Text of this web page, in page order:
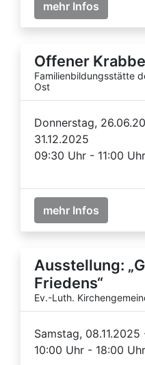
mehr Infos
Offener
Familienbildungsstätte
Ost
Donnerstag,
31.12.2025
09:30 Uhr - 11:00 Uhr
mehr Infos
Ausstellung:
Friedens“
Ev.-Luth.
Samstag,
10:00 Uhr - 18:00 Uhr